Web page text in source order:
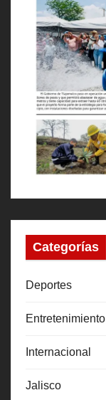
Categorías
Deportes
Entretenimiento
Internacional
Jalisco